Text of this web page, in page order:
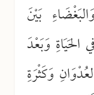
بَيْنَ
الحَيَاةِ وَبَعْدَ
وَكَثْرَةِ